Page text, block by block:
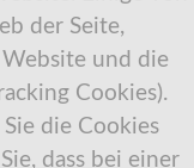
der Seite,
und die
Cookies).
die Cookies
dass bei einer